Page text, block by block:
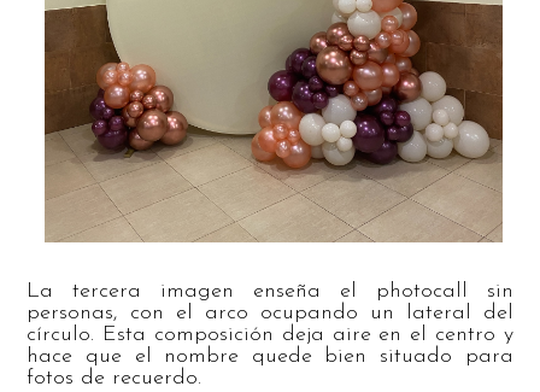
La tercera imagen enseña el photocall sin
personas, con el arco ocupando un lateral del
círculo. Esta composición deja aire en el centro y
hace que el nombre quede bien situado para
fotos de recuerdo.